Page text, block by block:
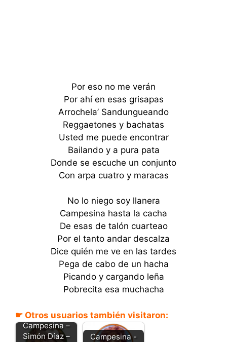
Por eso no me verán
Por ahí en esas grisapas
Arrochela’ Sandungueando
Reggaetones y bachatas
Usted me puede encontrar
Bailando y a pura pata
Donde se escuche un conjunto
Con arpa cuatro y maracas
No lo niego soy llanera
Campesina hasta la cacha
De esas de talón cuarteao
Por el tanto andar descalza
Dice quién me ve en las tardes
Pega de cabo de un hacha
Picando y cargando leña
Pobrecita esa muchacha
☛ Otros usuarios también visitaron:
Campesina –
Simón Díaz –
Campesina -